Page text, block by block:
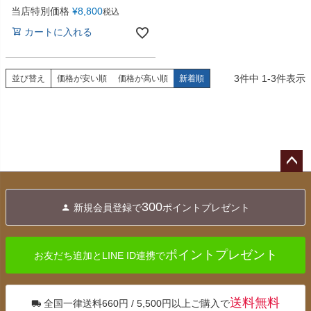
当店特別価格 ¥8,800税込
カートに入れる
並び替え 価格が安い順 価格が高い順 新着順 3件中 1-3件表示
へ
新規会員登録で300ポイントプレゼント
お友だち追加とLINE ID連携でポイントプレゼント
全国一律送料660円 / 5,500円以上ご購入で送料無料